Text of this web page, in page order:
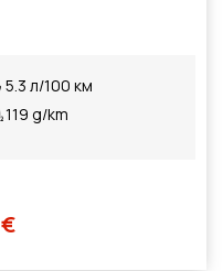
5.3 л/100 км
119 g/km